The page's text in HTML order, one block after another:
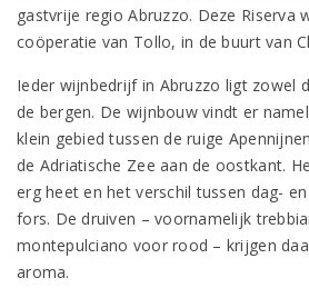
gastvrije regio Abruzzo. Deze Riserva
coöperatie van Tollo, in de buurt van
Ieder wijnbedrijf in Abruzzo ligt zowel
de bergen. De wijnbouw vindt er
klein gebied tussen de ruige
de Adriatische Zee aan de oostkant.
erg heet en het verschil tussen dag-
fors. De druiven – voornamelijk
montepulciano voor rood – krijgen
aroma.